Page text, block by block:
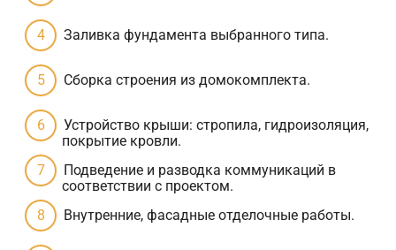
Заливка фундамента выбранного типа.
Сборка строения из домокомплекта.
Устройство крыши: стропила, гидроизоляция,
покрытие кровли.
Подведение и разводка коммуникаций в
соответствии с проектом.
Внутренние, фасадные отделочные работы.